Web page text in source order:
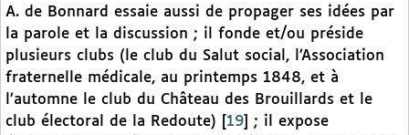
A. de Bonnard essaie aussi de propager ses idées par
la parole et la discussion ; il fonde et/ou préside
plusieurs clubs (le club du Salut social, l’Association
fraternelle médicale, au printemps 1848, et à
l’automne le club du Château des Brouillards et le
club électoral de la Redoute)
19
; il expose